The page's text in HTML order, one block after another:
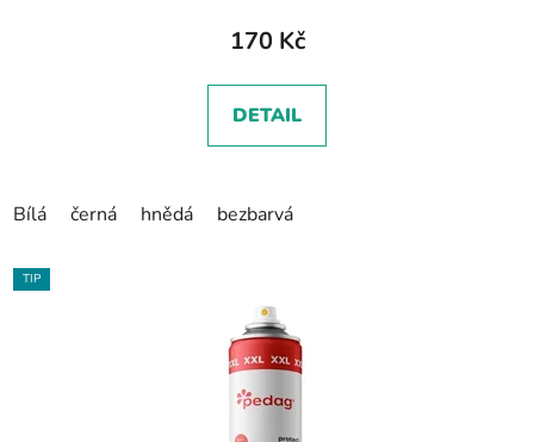
170 Kč
DETAIL
Bílá černá hnědá bezbarvá
TIP